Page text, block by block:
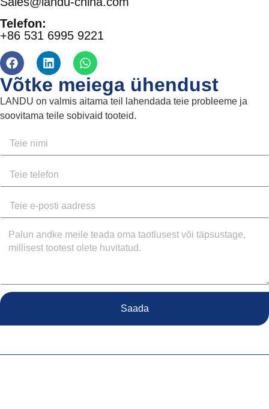
Telefon:
+86 531 6995 9221
Võtke meiega ühendust
LANDU on valmis aitama teil lahendada teie probleeme ja
soovitama teile sobivaid tooteid.
Saada